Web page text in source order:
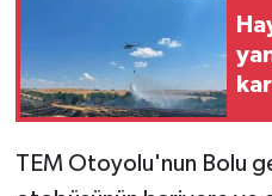
TEM Otoyolu'nun Bolu